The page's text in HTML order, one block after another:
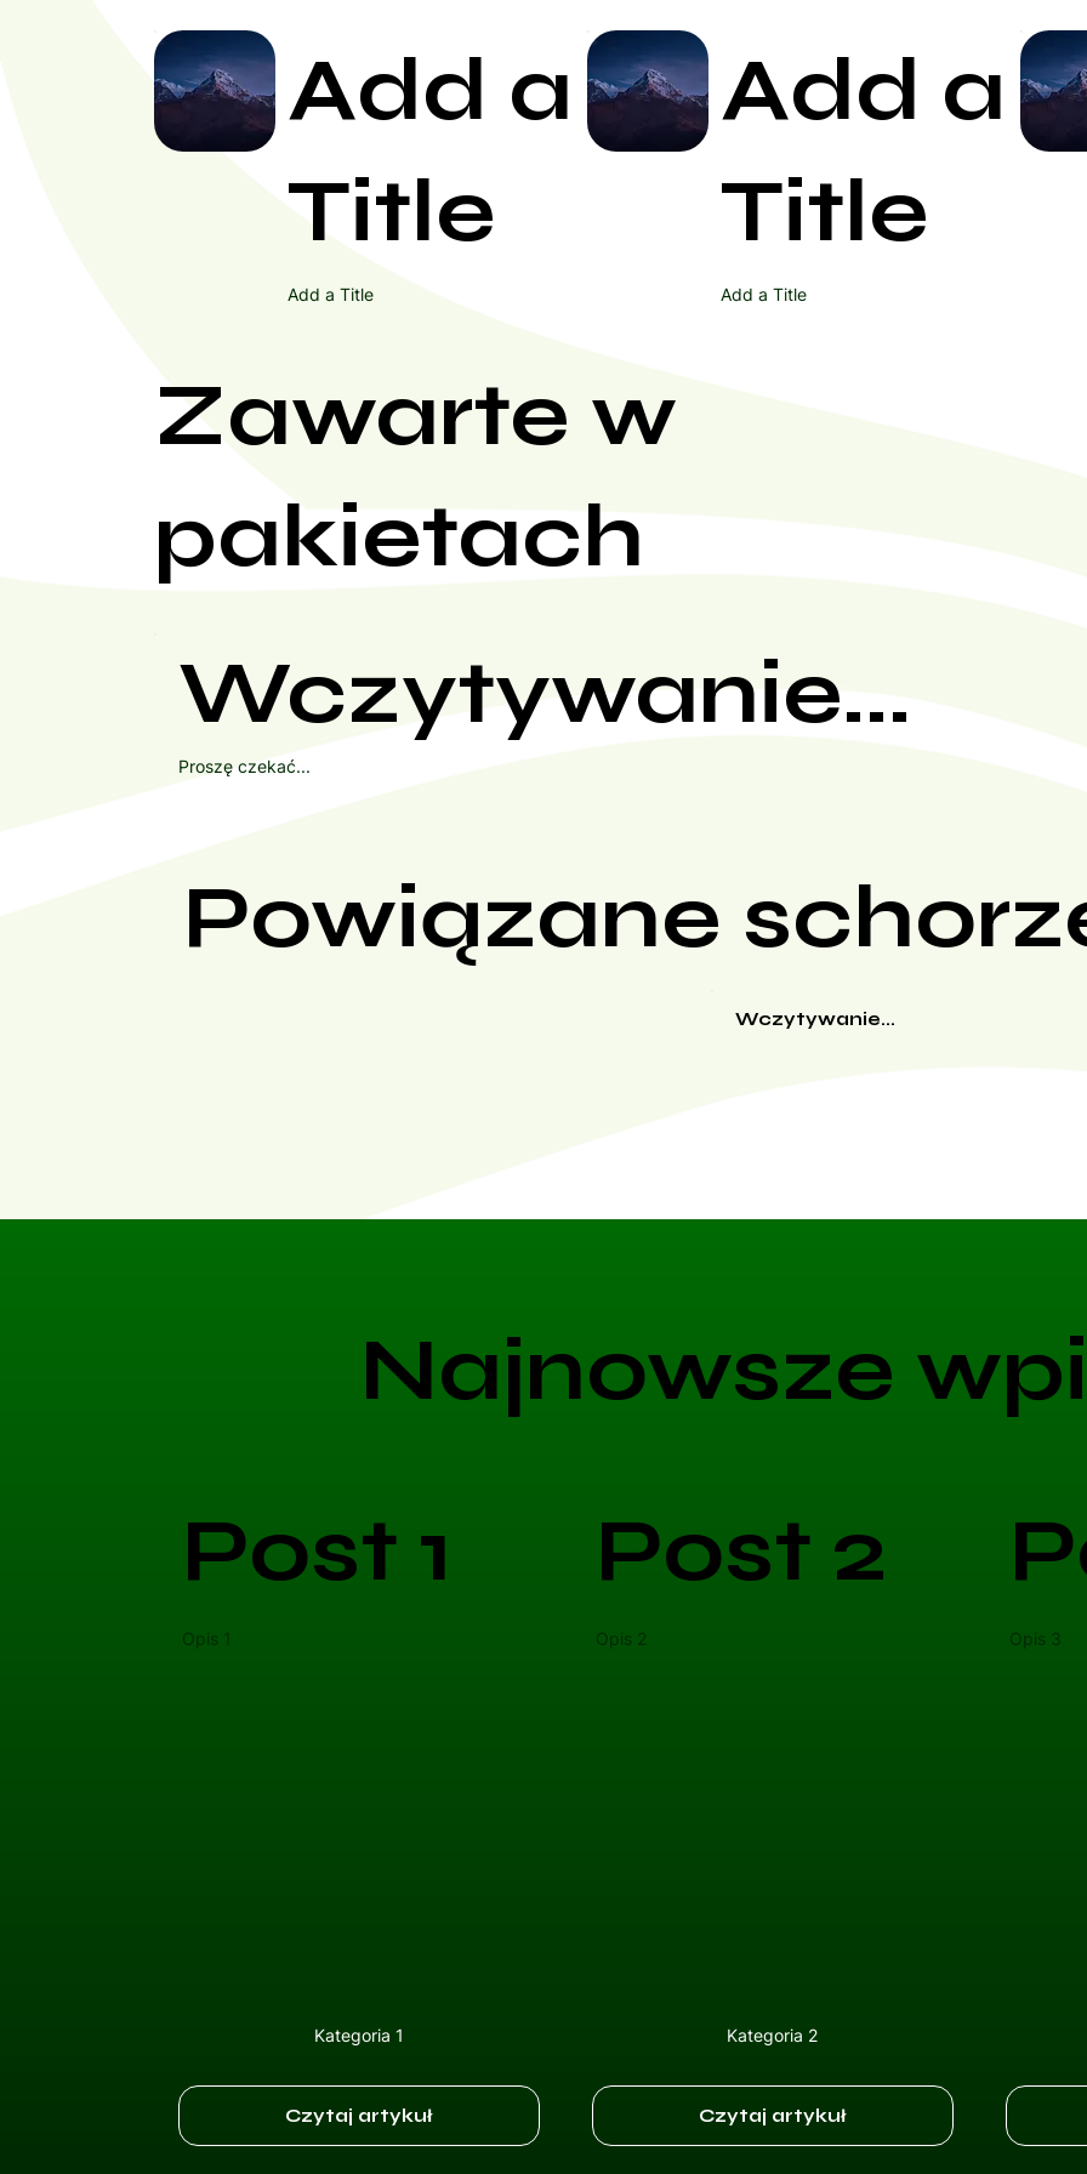
Add a
Title
Add a Title
Add a
Title
Add a Title
Zawarte w
pakietach
Wczytywanie...
Proszę czekać...
Powiązane
Wczytywanie...
Najnowsze
Post 1
Opis 1
Kategoria 1
Czytaj artykuł
Post 2
Opis 2
Kategoria 2
Czytaj artykuł
Opis 3